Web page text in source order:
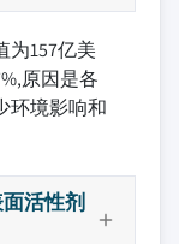
为157亿美
原因是各
环境影响和
活性剂